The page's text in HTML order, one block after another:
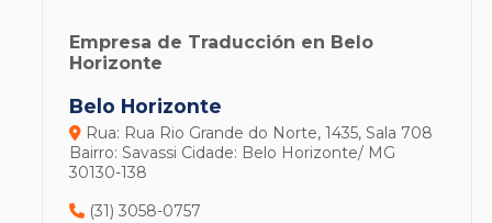
Empresa de Traducción en Belo
Horizonte
Belo Horizonte
Rua: Rua Rio Grande do Norte, 1435, Sala 708
Bairro: Savassi Cidade: Belo Horizonte/ MG
30130-138
(31) 3058-0757